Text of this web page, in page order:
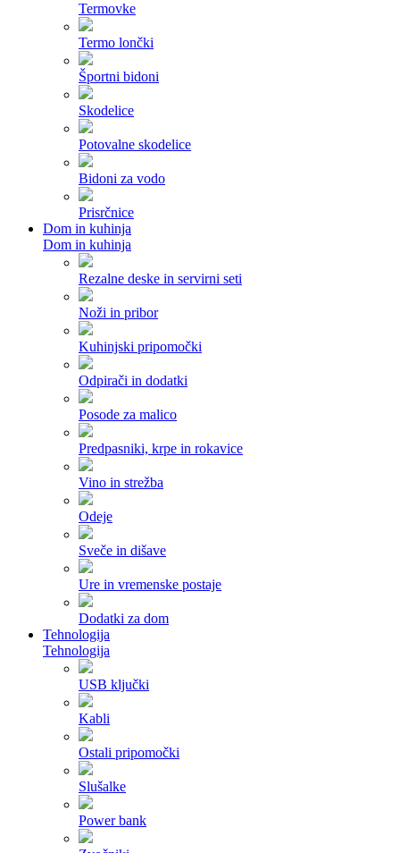
Termovke
Termo lončki
Športni bidoni
Skodelice
Potovalne skodelice
Bidoni za vodo
Prisrčnice
Dom in kuhinja
Dom in kuhinja
Rezalne deske in servirni seti
Noži in pribor
Kuhinjski pripomočki
Odpirači in dodatki
Posode za malico
Predpasniki, krpe in rokavice
Vino in strežba
Odeje
Sveče in dišave
Ure in vremenske postaje
Dodatki za dom
Tehnologija
Tehnologija
USB ključki
Kabli
Ostali pripomočki
Slušalke
Power bank